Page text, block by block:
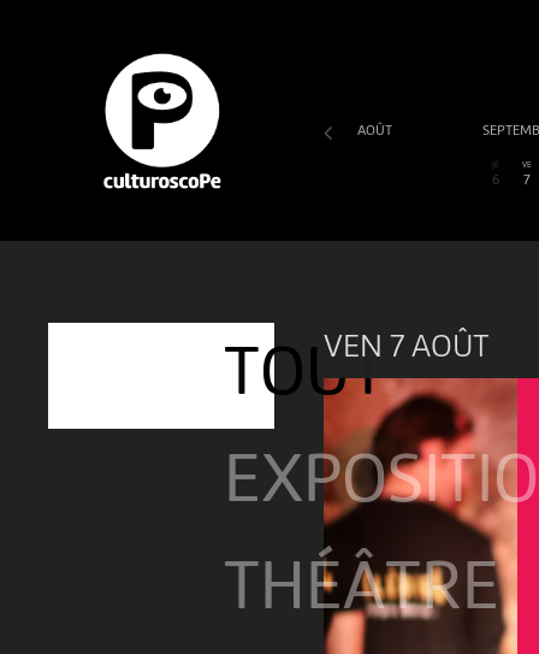
AOÛT
JE
6
VE
7
TOUT
THÉÂTRE
VEN 7 AOÛT